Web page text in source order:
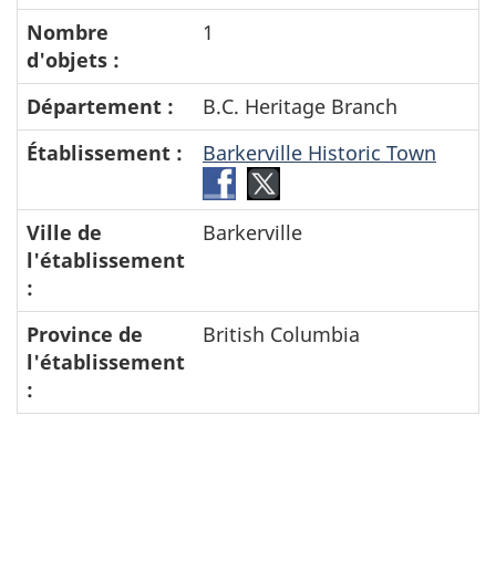
Nombre
d'objets :
1
Département :
B.C. Heritage Branch
Établissement :
Barkerville Historic Town
Facebook-
Barkerville
Historic
Barkerville
Historic
Ville de
l'établissement
:
Barkerville
Province de
l'établissement
:
British Columbia